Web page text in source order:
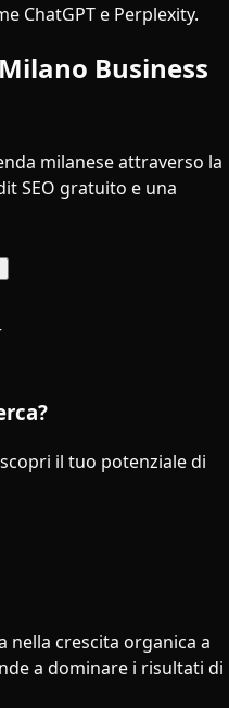
ChatGPT e Perplexity.
Milano Business
milanese attraverso la
SEO gratuito e una
il tuo potenziale di
nella crescita organica a
a dominare i risultati di